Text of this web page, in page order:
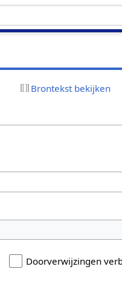
Brontekst bekijken
Doorverwijzingen